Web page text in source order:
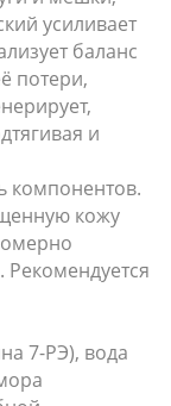
усиливает
баланс
потери,
и
компонентов.
кожу
7-РЭ), вода